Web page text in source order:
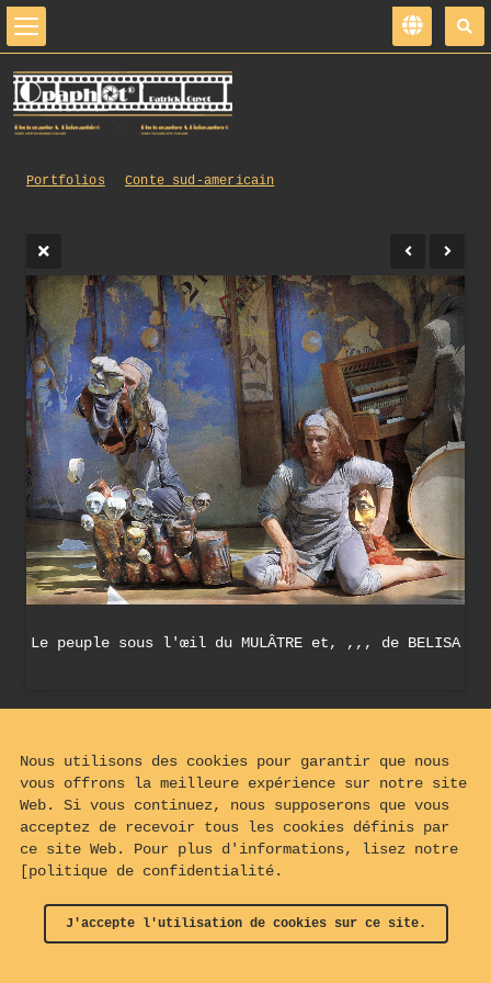
Portfolios
Conte sud-americain
Le peuple sous l'œil du MULÂTRE et, ,,, de BELISA
Nous utilisons des cookies pour garantir que nous
vous offrons la meilleure expérience sur notre site
Web. Si vous continuez, nous supposerons que vous
acceptez de recevoir tous les cookies définis par
ce site Web. Pour plus d'informations, lisez notre
[politique de confidentialité.
J'accepte l'utilisation de cookies sur ce site.